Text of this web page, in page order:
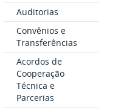
Auditorias
Convênios e
Transferências
Acordos de
Cooperação
Técnica e
Parcerias